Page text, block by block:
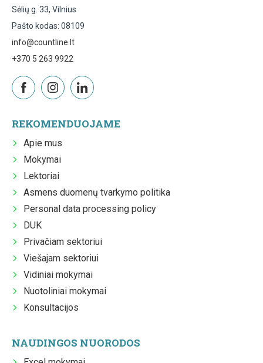
Sėlių g. 33, Vilnius
Pašto kodas: 08109
info@countline.lt
+370 5 263 9922
REKOMENDUOJAME
Apie mus
Mokymai
Lektoriai
Asmens duomenų tvarkymo politika
Personal data processing policy
DUK
Privačiam sektoriui
Viešajam sektoriui
Vidiniai mokymai
Nuotoliniai mokymai
Konsultacijos
NAUDINGOS NUORODOS